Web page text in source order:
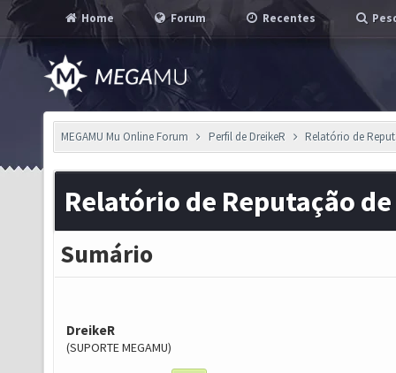
Home Forum Recentes
MEGAMU Mu Online Forum Perfil de DreikeR Relatório de
Relatório de Reputação
Sumário
DreikeR
(SUPORTE MEGAMU)